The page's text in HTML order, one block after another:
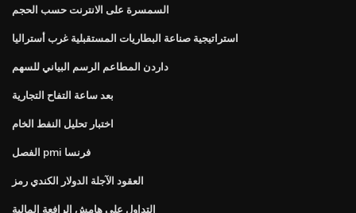
السمسرة على الانترنت حسب الحجم
استراتيجية صناعة البطاريات المستقبلية غرب أستراليا
داردن المطاعم الرسم البياني للسهم
بعد ساعة التفاح التجارية
اختبار تحليل النفط الخام
الفصل pmi فرنسا
العقود الآجلة الدولار الكندي رمز
التداول على هامش الرافعة المالية